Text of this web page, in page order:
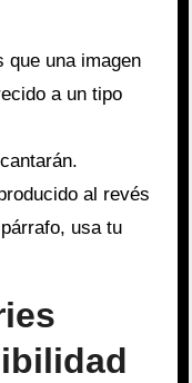
que una imagen
a un tipo
al revés
usa tu